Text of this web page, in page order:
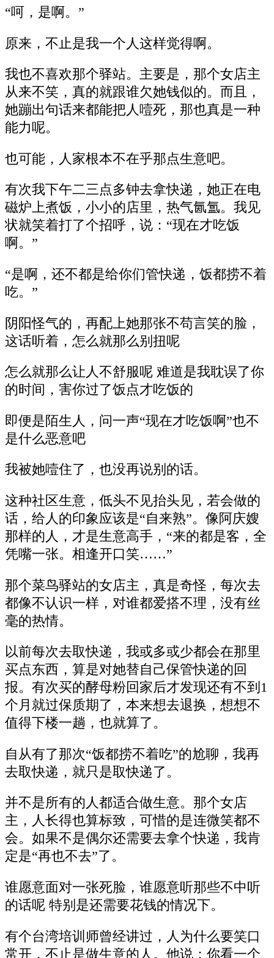
“呵，是啊。”
原来，不止是我一个人这样觉得啊。
我也不喜欢那个驿站。主要是，那个女店主
从来不笑，真的就跟谁欠她钱似的。而且，
她蹦出句话来都能把人噎死，那也真是一种
能力呢。
也可能，人家根本不在乎那点生意吧。
有次我下午二三点多钟去拿快递，她正在电
磁炉上煮饭，小小的店里，热气氤氲。我见
状就笑着打了个招呼，说：“现在才吃饭
啊。”
“是啊，还不都是给你们管快递，饭都捞不着
吃。”
阴阳怪气的，再配上她那张不苟言笑的脸，
这话听着，怎么就那么别扭呢
怎么就那么让人不舒服呢 难道是我耽误了你
的时间，害你过了饭点才吃饭的
即便是陌生人，问一声“现在才吃饭啊”也不
是什么恶意吧
我被她噎住了，也没再说别的话。
这种社区生意，低头不见抬头见，若会做的
话，给人的印象应该是“自来熟”。像阿庆嫂
那样的人，才是生意高手，“来的都是客，全
凭嘴一张。相逢开口笑……”
那个菜鸟驿站的女店主，真是奇怪，每次去
都像不认识一样，对谁都爱搭不理，没有丝
毫的热情。
以前每次去取快递，我或多或少都会在那里
买点东西，算是对她替自己保管快递的回
报。有次买的酵母粉回家后才发现还有不到1
个月就过保质期了，本来想去退换，想想不
值得下楼一趟，也就算了。
自从有了那次“饭都捞不着吃”的尬聊，我再
去取快递，就只是取快递了。
并不是所有的人都适合做生意。那个女店
主，人长得也算标致，可惜的是连微笑都不
会。如果不是偶尔还需要去拿个快递，我肯
定是“再也不去”了。
谁愿意面对一张死脸，谁愿意听那些不中听
的话呢 特别是还需要花钱的情况下。
有个台湾培训师曾经讲过，人为什么要笑口
常开，不止是做生意的人。他说：你看一个